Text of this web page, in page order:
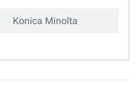
Konica Minolta